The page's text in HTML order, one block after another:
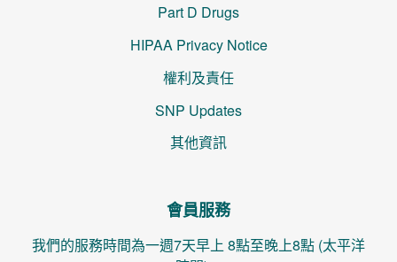
Part D Drugs
HIPAA Privacy Notice
權利及責任
SNP Updates
其他資訊
會員服務
我們的服務時間為一週7天早上 8點至晚上8點 (太平洋